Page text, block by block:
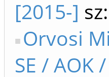
[2015-]
Orvosi
SE / AOK